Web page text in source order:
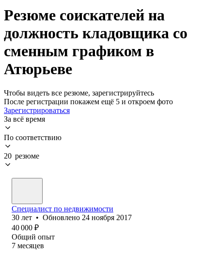
Резюме соискателей на
должность кладовщика со
сменным графиком в
Атюрьеве
Чтобы видеть все резюме, зарегистрируйтесь
После регистрации покажем ещё 5 и откроем фото
Зарегистрироваться
За всё время
По соответствию
20 резюме
Специал‎ист по недвижимости
30 лет • Обновлено 24 ноября 2017
40 000 ₽
Общий опыт
7 месяцев